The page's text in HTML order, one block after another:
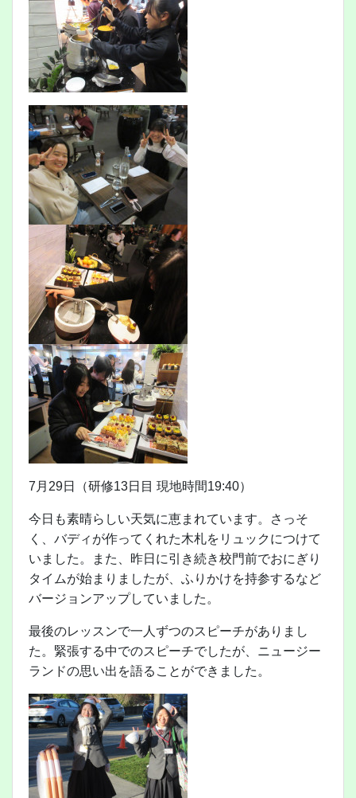
7月29日（研修13日目 現地時間19:40）
今日も素晴らしい天気に恵まれています。さっそ
く、バディが作ってくれた木札をリュックにつけて
いました。また、昨日に引き続き校門前でおにぎり
タイムが始まりましたが、ふりかけを持参するなど
バージョンアップしていました。
最後のレッスンで一人ずつのスピーチがありまし
た。緊張する中でのスピーチでしたが、ニュージー
ランドの思い出を語ることができました。